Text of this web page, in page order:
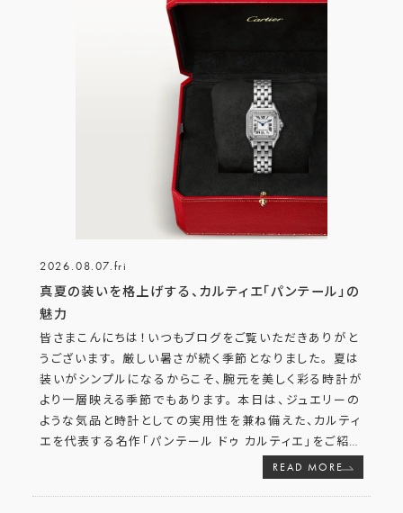
2026.08.07.fri
真夏の装いを格上げする、カルティエ「パンテール」の
魅力
皆さまこんにちは！いつもブログをご覧いただきありがと
うございます。 厳しい暑さが続く季節となりました。 夏は
装いがシンプルになるからこそ、腕元を美しく彩る時計が
より一層映える季節でもあります。 本日は、ジュエリーの
ような気品と時計としての実用性を兼ね備えた、カルティ
エを代表する名作「パンテール ドゥ カルティエ」をご紹…
READ MORE